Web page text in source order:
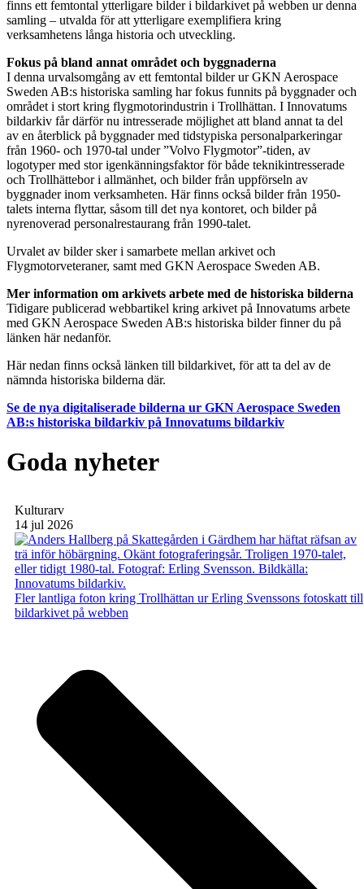
finns ett femtontal ytterligare bilder i bildarkivet på webben ur denna
samling – utvalda för att ytterligare exemplifiera kring
verksamhetens långa historia och utveckling.
Fokus på bland annat området och byggnaderna
I denna urvalsomgång av ett femtontal bilder ur GKN Aerospace
Sweden AB:s historiska samling har fokus funnits på byggnader och
området i stort kring flygmotorindustrin i Trollhättan. I Innovatums
bildarkiv får därför nu intresserade möjlighet att bland annat ta del
av en återblick på byggnader med tidstypiska personalparkeringar
från 1960- och 1970-tal under ”Volvo Flygmotor”-tiden, av
logotyper med stor igenkänningsfaktor för både teknikintresserade
och Trollhättebor i allmänhet, och bilder från uppförseln av
byggnader inom verksamheten. Här finns också bilder från 1950-
talets interna flyttar, såsom till det nya kontoret, och bilder på
nyrenoverad personalrestaurang från 1990-talet.
Urvalet av bilder sker i samarbete mellan arkivet och
Flygmotorveteraner, samt med GKN Aerospace Sweden AB.
Mer information om arkivets arbete med de historiska bilderna
Tidigare publicerad webbartikel kring arkivet på Innovatums arbete
med GKN Aerospace Sweden AB:s historiska bilder finner du på
länken här nedanför.
Här nedan finns också länken till bildarkivet, för att ta del av de
nämnda historiska bilderna där.
Se de nya digitaliserade bilderna ur GKN Aerospace Sweden
AB:s historiska bildarkiv på Innovatums bildarkiv
Goda nyheter
Kulturarv
14 jul 2026
Fler lantliga foton kring Trollhättan ur Erling Svenssons fotoskatt till
bildarkivet på webben